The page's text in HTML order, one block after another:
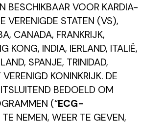
BESCHIKBAAR VOOR KARDIA-
VERENIGDE STATEN (VS),
CANADA, FRANKRIJK,
KONG, INDIA, IERLAND, ITALIË,
SPANJE, TRINIDAD,
KONINKRIJK. DE
BEDOELD OM
(“ECG-
NEMEN, WEER TE GEVEN,